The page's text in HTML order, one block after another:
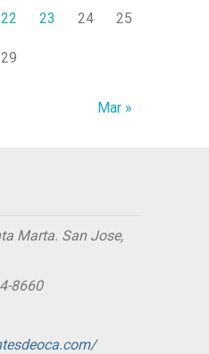
22 23 24 25
29
Mar »
Marta. San Jose,
8660